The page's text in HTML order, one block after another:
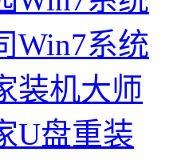
Win7系统
装机大师
U盘重装